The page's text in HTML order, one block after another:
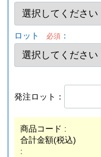
ロット 必須 ：
発注ロット：
商品コード :
合計金額(税込)
: